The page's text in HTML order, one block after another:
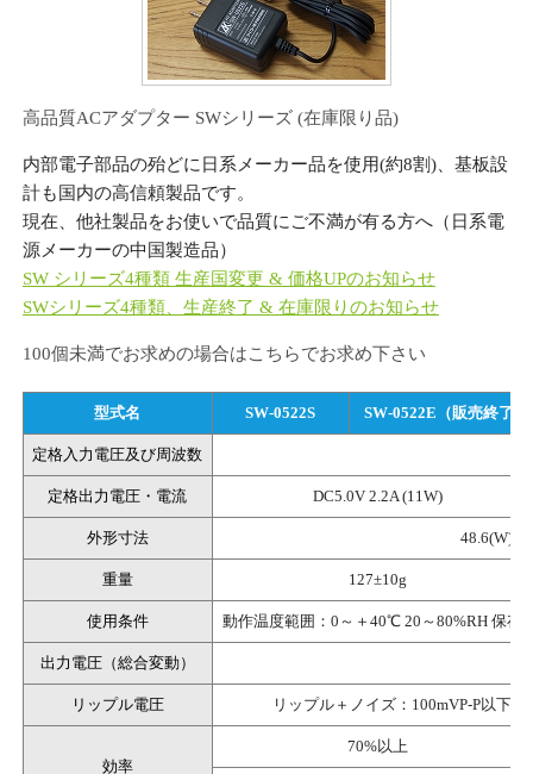
高品質ACアダプター SWシリーズ (在庫限り品)
内部電子部品の殆どに日系メーカー品を使用(約8割)、基板設
計も国内の高信頼製品です。
現在、他社製品をお使いで品質にご不満が有る方へ（日系電
源メーカーの中国製造品）
SW シリーズ4種類 生産国変更 & 価格UPのお知らせ
SWシリーズ4種類、生産終了 & 在庫限りのお知らせ
100個未満でお求めの場合はこちらでお求め下さい
型式名 SW-0522S SW-0522E （販売終了）
定格入力電圧及び周波数
定格出力電圧・電流 DC5.0V 2.2A (11W)
外形寸法
重量 127±10g
使用条件 動作温度範囲：0～＋40℃ 20～80%RH 保存
出力電圧（総合変動）
リップル電圧 リップル＋ノイズ：100mVP-P以下
効率
70%以上